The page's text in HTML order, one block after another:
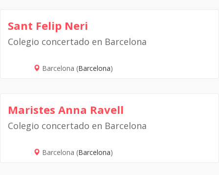
Sant Felip Neri
Colegio concertado en Barcelona
Barcelona (Barcelona)
Maristes Anna Ravell
Colegio concertado en Barcelona
Barcelona (Barcelona)